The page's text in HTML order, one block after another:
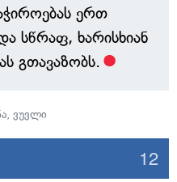
ერთ
სწრაფ, ხარისხიან
გთავაზობს.
, ვუვლი
12